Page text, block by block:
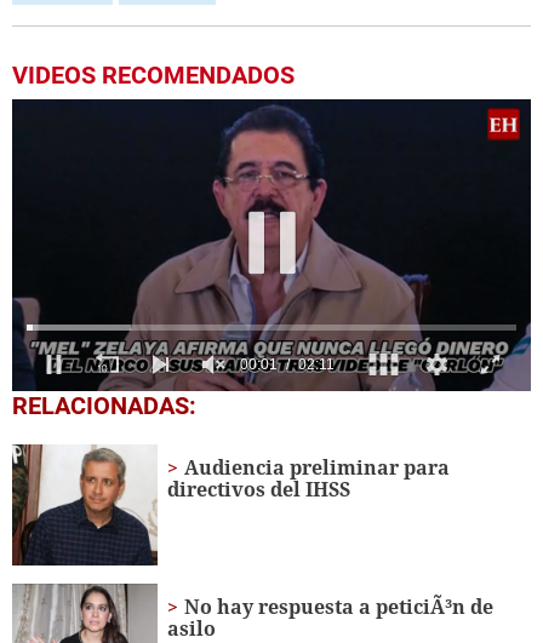
VIDEOS RECOMENDADOS
0
seconds
2
minutes,
11
seconds
RELACIONADAS:
Audiencia preliminar para
directivos del IHSS
No hay respuesta a peticiÃ³n de
asilo